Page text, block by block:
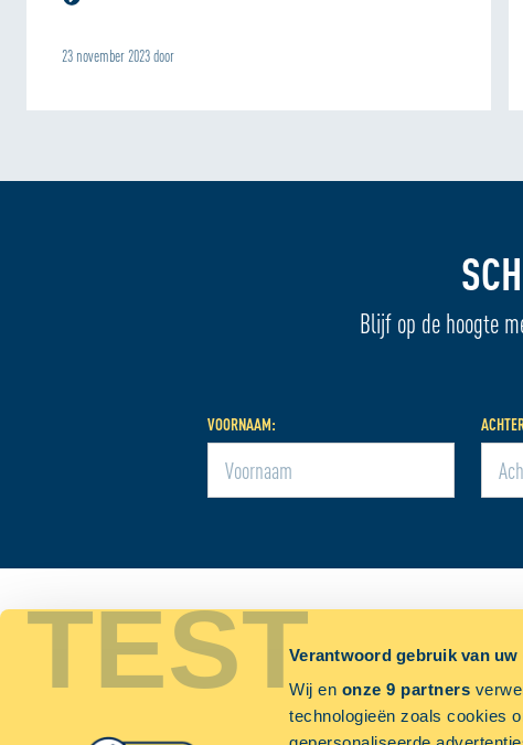
TESTVerantwoord gebruik van uw
Wij en onze 9 partners
technologieën zoals cookies
23 november 2023 door
Blijf op de hoogte
VOORNAAM:
CONTACT
PRIJS AANVRAGEN
MAAK EEN AFSPRAAK
Nieuws
Blog